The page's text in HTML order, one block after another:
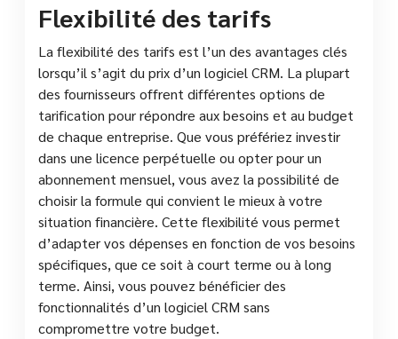
Flexibilité des tarifs
La flexibilité des tarifs est l’un des avantages clés
lorsqu’il s’agit du prix d’un logiciel CRM. La plupart
des fournisseurs offrent différentes options de
tarification pour répondre aux besoins et au budget
de chaque entreprise. Que vous préfériez investir
dans une licence perpétuelle ou opter pour un
abonnement mensuel, vous avez la possibilité de
choisir la formule qui convient le mieux à votre
situation financière. Cette flexibilité vous permet
d’adapter vos dépenses en fonction de vos besoins
spécifiques, que ce soit à court terme ou à long
terme. Ainsi, vous pouvez bénéficier des
fonctionnalités d’un logiciel CRM sans
compromettre votre budget.